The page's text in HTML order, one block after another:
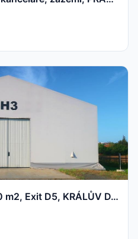
Nájem studené haly 480 m2, Exit D5, KRÁLŮV DVŮR (Beroun)